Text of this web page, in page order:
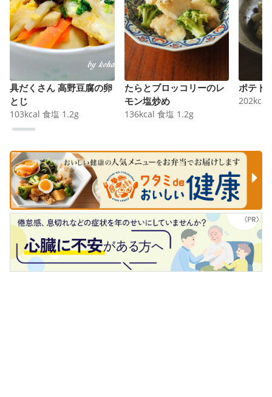
具だくさん 高野豆腐の卵
とじ
103kcal 食塩 1.2g
たらとブロッコリーのレ
モン塩炒め
136kcal 食塩 1.2g
ポテト
202kcal